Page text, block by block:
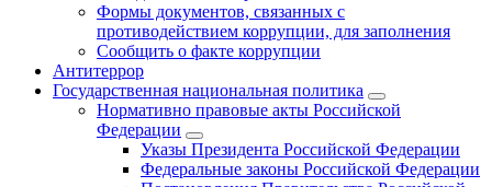
Формы документов, связанных с
противодействием коррупции, для заполнения
Сообщить о факте коррупции
Антитеррор
Государственная национальная политика
Нормативно правовые акты Российской
Федерации
Указы Президента Российской Федерации
Федеральные законы Российской Федерации